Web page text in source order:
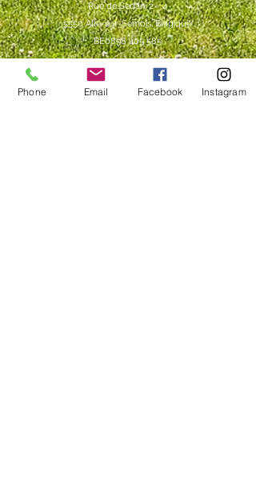
Rue de Sedan, 2 - 4
5550 Alle-sur-Semois, Belgique
BE0898 405 585
Contact
Phone Email Facebook Instagram